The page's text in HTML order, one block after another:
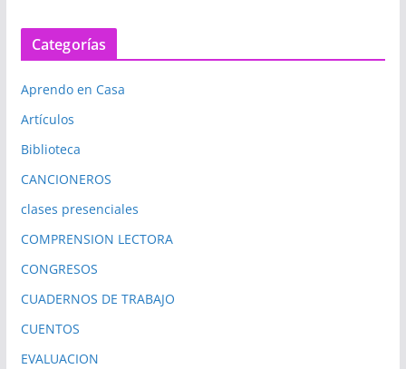
Categorías
Aprendo en Casa
Artículos
Biblioteca
CANCIONEROS
clases presenciales
COMPRENSION LECTORA
CONGRESOS
CUADERNOS DE TRABAJO
CUENTOS
EVALUACION